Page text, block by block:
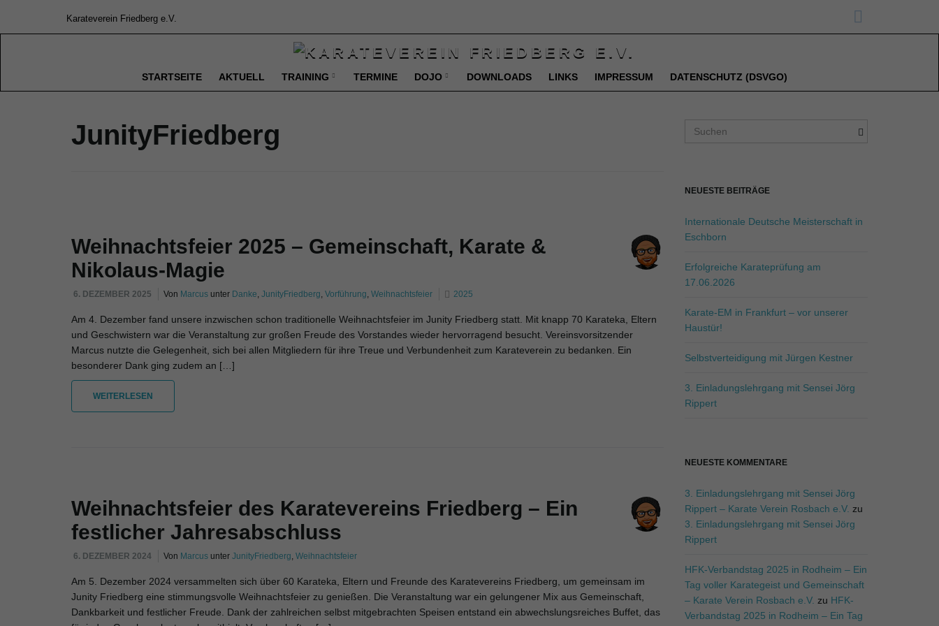
Karateverein Friedberg e.V.
STARTSEITE AKTUELL TRAINING TERMINE DOJO DOWNLOADS LINKS IMPRESSUM DATENSCHUTZ (DSVGO)
JunityFriedberg
Weihnachtsfeier 2025 – Gemeinschaft, Karate &
Nikolaus-Magie
6. DEZEMBER 2025 Von Marcus unter Danke, JunityFriedberg, Vorführung, Weihnachtsfeier 2025
Am 4. Dezember fand unsere inzwischen schon traditionelle Weihnachtsfeier im Junity Friedberg statt. Mit knapp 70 Karateka, Eltern
und Geschwistern war die Veranstaltung zur großen Freude des Vorstandes wieder hervorragend besucht. Vereinsvorsitzender
Marcus nutzte die Gelegenheit, sich bei allen Mitgliedern für ihre Treue und Verbundenheit zum Karateverein zu bedanken. Ein
besonderer Dank ging zudem an […]
WEITERLESEN
Weihnachtsfeier des Karatevereins Friedberg – Ein
festlicher Jahresabschluss
6. DEZEMBER 2024 Von Marcus unter JunityFriedberg, Weihnachtsfeier
Am 5. Dezember 2024 versammelten sich über 60 Karateka, Eltern und Freunde des Karatevereins Friedberg, um gemeinsam im
Junity Friedberg eine stimmungsvolle Weihnachtsfeier zu genießen. Die Veranstaltung war ein gelungener Mix aus Gemeinschaft,
Dankbarkeit und festlicher Freude. Dank der zahlreichen selbst mitgebrachten Speisen entstand ein abwechslungsreiches Buffet, das
b
g
r
f
f
.
.
NEUESTE BEITRÄGE
Internationale Deutsche Meisterschaft in
Eschborn
Erfolgreiche Karateprüfung am
17.06.2026
Karate-EM in Frankfurt – vor unserer
Haustür!
Selbstverteidigung mit Jürgen Kestner
3. Einladungslehrgang mit Sensei Jörg
Rippert
NEUESTE KOMMENTARE
3. Einladungslehrgang mit Sensei Jörg
Rippert – Karate Verein Rosbach e.V. zu
3. Einladungslehrgang mit Sensei Jörg
Rippert
HFK-Verbandstag 2025 in Rodheim – Ein
Tag voller Karategeist und Gemeinschaft
– Karate Verein Rosbach e.V. zu HFK-
Verbandstag 2025 in Rodheim – Ein Tag